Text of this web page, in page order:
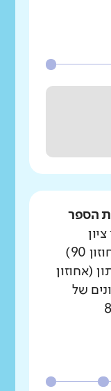
הספר
התלמידים בעשירון העליון (אחוזון 90)
(אחוזון
של